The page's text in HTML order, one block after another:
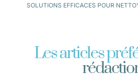
SOLUTIONS EFFICACES POUR
Les articles